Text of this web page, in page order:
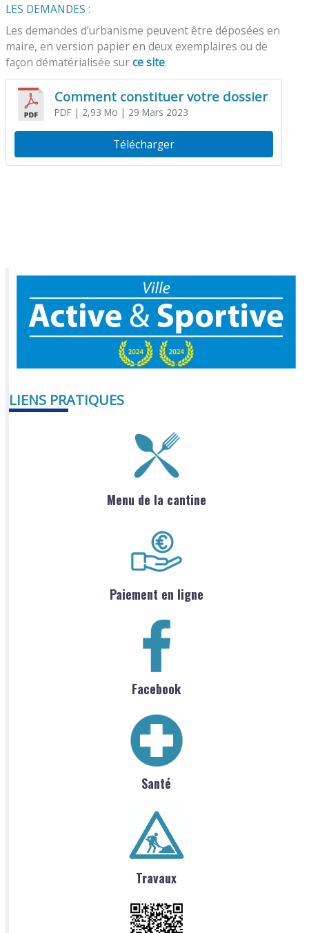
LES DEMANDES :
Les demandes d’urbanisme peuvent être déposées en
maire, en version papier en deux exemplaires ou de
façon dématérialisée surce site.
Comment constituer votre dossier
PDF| 2,93 Mo | 29 Mars 2023
Télécharger
LIENS PRATIQUES
Menu de la cantine
Paiement en ligne
Facebook
Santé
Travaux